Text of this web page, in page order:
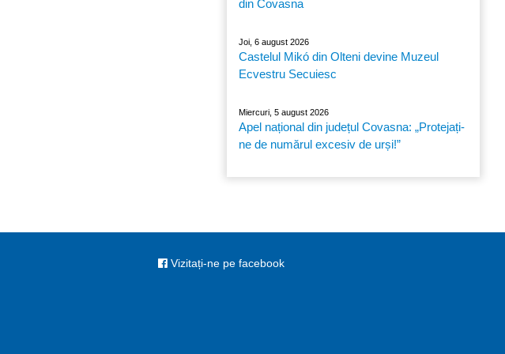
din Covasna
Joi, 6 august 2026
Castelul Mikó din Olteni devine Muzeul
Ecvestru Secuiesc
Miercuri, 5 august 2026
Apel național din județul Covasna: „Protejați-
ne de numărul excesiv de urși!”
Vizitați-ne pe facebook